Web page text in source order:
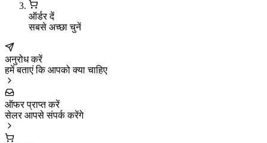
ऑर्डर दें
सबसे अच्छा चुनें
अनुरोध करें
हमें बताएं कि आपको क्या चाहिए
ऑफर प्राप्त करें
सेलर आपसे संपर्क करेंगे